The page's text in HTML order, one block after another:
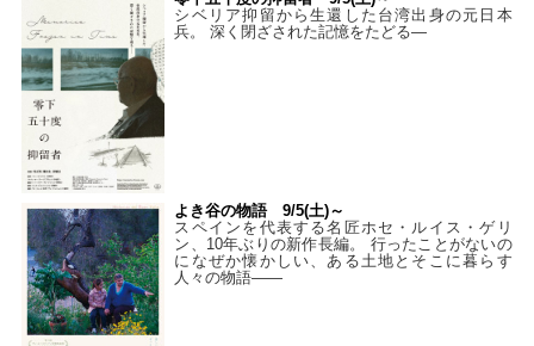
シベリア抑留から生還した台湾出身の元日本
兵。 深く閉ざされた記憶をたどる—
よき谷の物語 9/5(土)～
スペインを代表する名匠ホセ・ルイス・ゲリ
ン、10年ぶりの新作長編。 行ったことがないの
になぜか懐かしい、ある土地とそこに暮らす
人々の物語――